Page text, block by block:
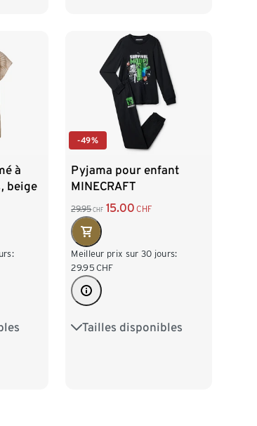
XXL 52/54
à
beige
42
-49%
Pyjama pour enfant
MINECRAFT
29.95 CHF 15.00 CHF
Meilleur prix sur 30 jours:
29.95 CHF
Tailles disponibles
122/128 134/140